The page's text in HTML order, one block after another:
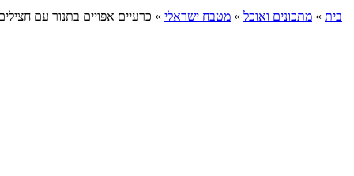
בית » מתכונים ואוכל » מטבח ישראלי » כרעיים אפויים בתנור עם